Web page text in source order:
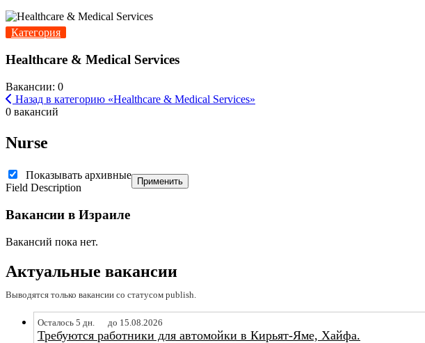
Категория
Healthcare & Medical Services
Вакансии: 0
Назад в категорию «Healthcare & Medical Services»
0 вакансий
Nurse
Показывать архивные
Field Description
Применить
Вакансии в Израиле
Вакансий пока нет.
Актуальные вакансии
Выводятся только вакансии со статусом publish.
Осталось 5 дн. до 15.08.2026
Требуются работники для автомойки в Кирьят-Яме, Хайфа.